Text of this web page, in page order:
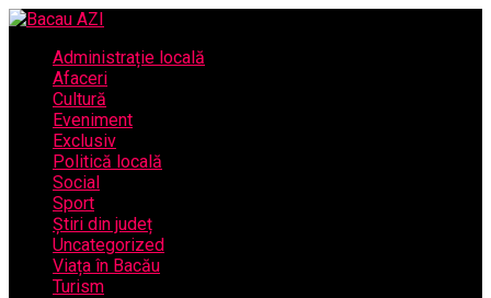
Administrație locală
Afaceri
Cultură
Eveniment
Exclusiv
Politică locală
Social
Sport
Știri din județ
Uncategorized
Viața în Bacău
Turism